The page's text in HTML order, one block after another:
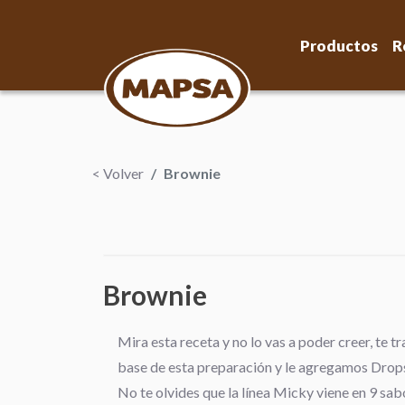
Productos
< Volver Brownie
Brownie
Mira esta receta y no lo vas a poder creer, te
base de esta preparación y le agregamos
No te olvides que la línea Micky viene en 9